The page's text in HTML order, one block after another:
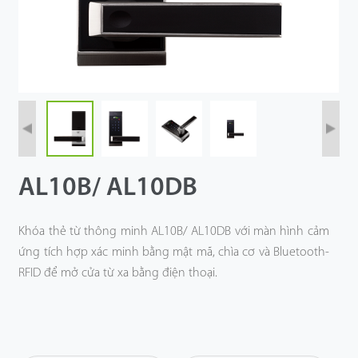
AL10B/ AL10DB
Khóa thẻ từ thông minh AL10B/ AL10DB với màn hình cảm
ứng tích hợp xác minh bằng mật mã, chìa cơ và Bluetooth-
RFID để mở cửa từ xa bằng điện thoại.